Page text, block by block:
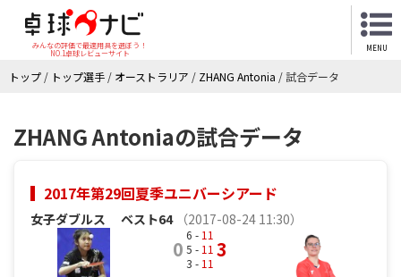
みんなの評価で最適用具を選ぼう！
NO.1卓球レビューサイト
MENU
トップ / トップ選手 / オーストラリア / ZHANG Antonia /試合データ
ZHANG Antoniaの試合データ
2017年第29回夏季ユニバーシアード
女子ダブルス ベスト64 （2017-08-24 11:30）
0
6 - 11
5 - 11
3 - 11
3